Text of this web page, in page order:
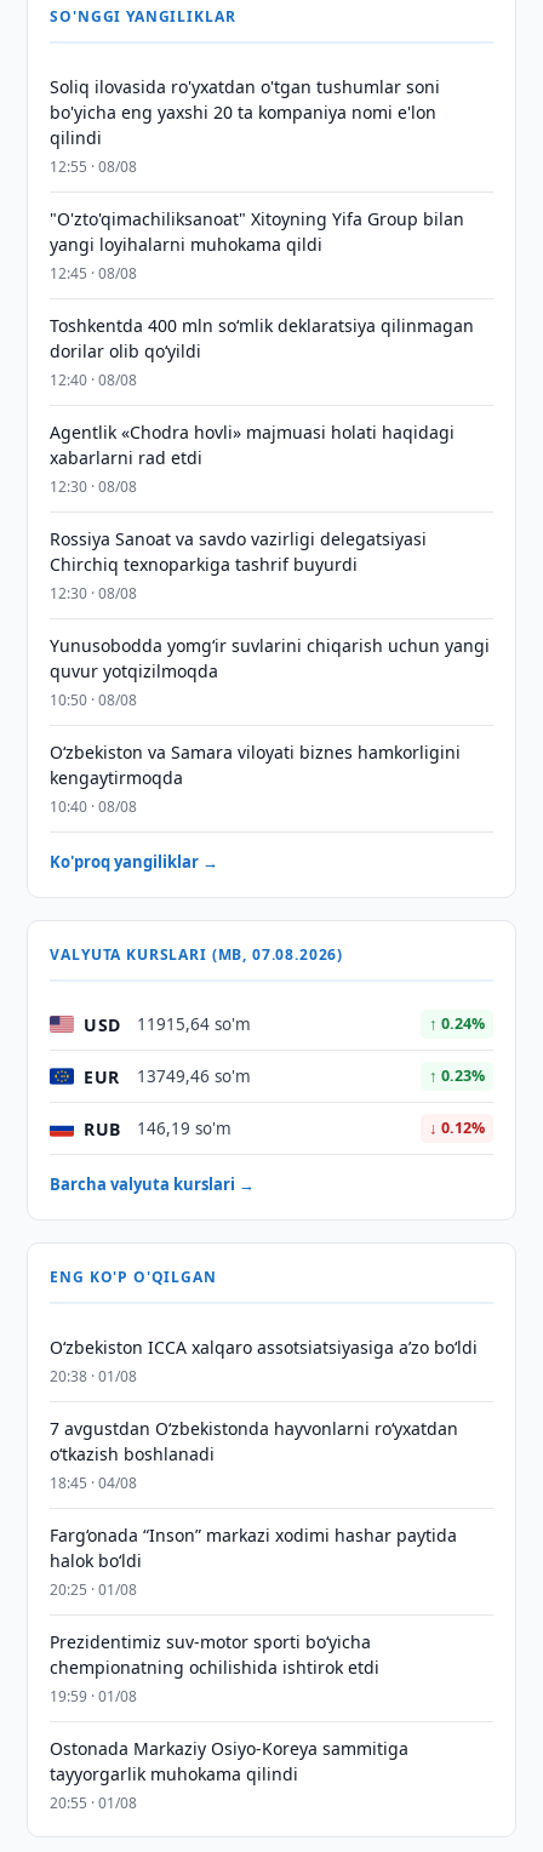
SO'NGGI YANGILIKLAR
Soliq ilovasida ro'yxatdan o'tgan tushumlar soni
bo'yicha eng yaxshi 20 ta kompaniya nomi e'lon
qilindi
12:55 · 08/08
"O'zto'qimachiliksanoat" Xitoyning Yifa Group bilan
yangi loyihalarni muhokama qildi
12:45 · 08/08
Toshkentda 400 mln so‘mlik deklaratsiya qilinmagan
dorilar olib qo‘yildi
12:40 · 08/08
Agentlik «Chodra hovli» majmuasi holati haqidagi
xabarlarni rad etdi
12:30 · 08/08
Rossiya Sanoat va savdo vazirligi delegatsiyasi
Chirchiq texnoparkiga tashrif buyurdi
12:30 · 08/08
Yunusobodda yomg‘ir suvlarini chiqarish uchun yangi
quvur yotqizilmoqda
10:50 · 08/08
Oʻzbekiston va Samara viloyati biznes hamkorligini
kengaytirmoqda
10:40 · 08/08
Ko'proq yangiliklar →
VALYUTA KURSLARI (MB, 07.08.2026)
USD 11915,64 so'm ↑ 0.24%
EUR 13749,46 so'm ↑ 0.23%
RUB 146,19 so'm ↓ 0.12%
Barcha valyuta kurslari →
ENG KO'P O'QILGAN
O‘zbekiston ICCA xalqaro assotsiatsiyasiga aʼzo bo‘ldi
20:38 · 01/08
7 avgustdan O‘zbekistonda hayvonlarni ro‘yxatdan
o‘tkazish boshlanadi
18:45 · 04/08
Farg‘onada “Inson” markazi xodimi hashar paytida
halok bo‘ldi
20:25 · 01/08
Prezidentimiz suv-motor sporti bo‘yicha
chempionatning ochilishida ishtirok etdi
19:59 · 01/08
Ostonada Markaziy Osiyo-Koreya sammitiga
tayyorgarlik muhokama qilindi
20:55 · 01/08